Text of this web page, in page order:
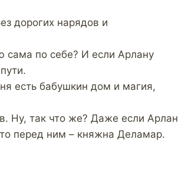
дорогих нарядов и
сама по себе? И если Арлану
есть бабушкин дом и магия,
Ну, так что же? Даже если Арлан
перед ним – княжна Деламар.